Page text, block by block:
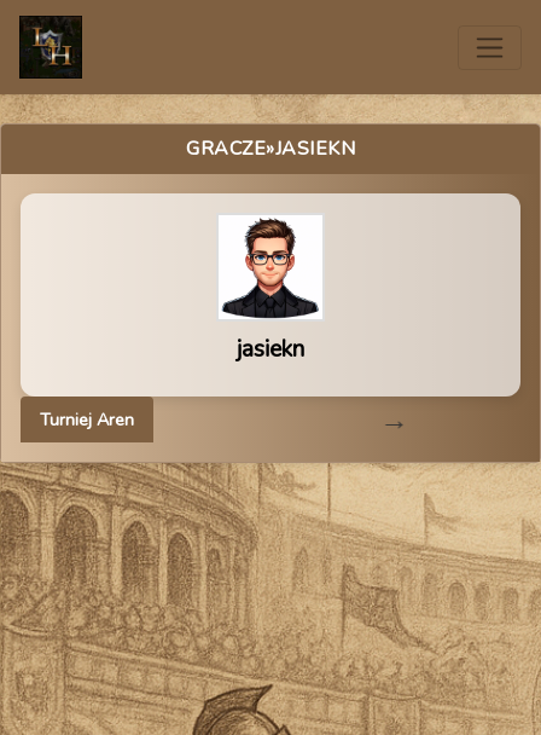
GRACZE»JASIEKN
jasiekn
Turniej Aren